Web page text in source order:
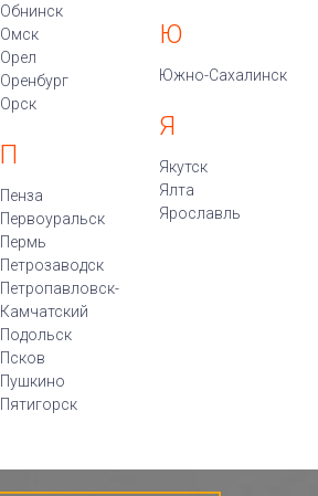
Обнинск
Омск
Орел
Оренбург
Орск
П
Пенза
Первоуральск
Пермь
Петрозаводск
Петропавловск-
Камчатский
Подольск
Псков
Пушкино
Пятигорск
Ю
Южно-Сахалинск
Я
Якутск
Ялта
Ярославль